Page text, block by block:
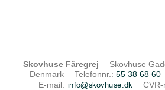
Skovhuse Fåregrej Skovhuse
Denmark
Telefonnr.: 55 38 68 60
E-mail: